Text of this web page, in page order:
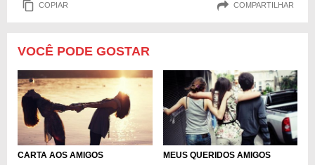
COPIAR COMPARTILHAR
VOCÊ PODE GOSTAR
CARTA AOS AMIGOS MEUS QUERIDOS AMIGOS